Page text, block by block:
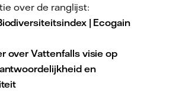
over de ranglijst:
| Ecogain
over Vattenfalls visie op
en